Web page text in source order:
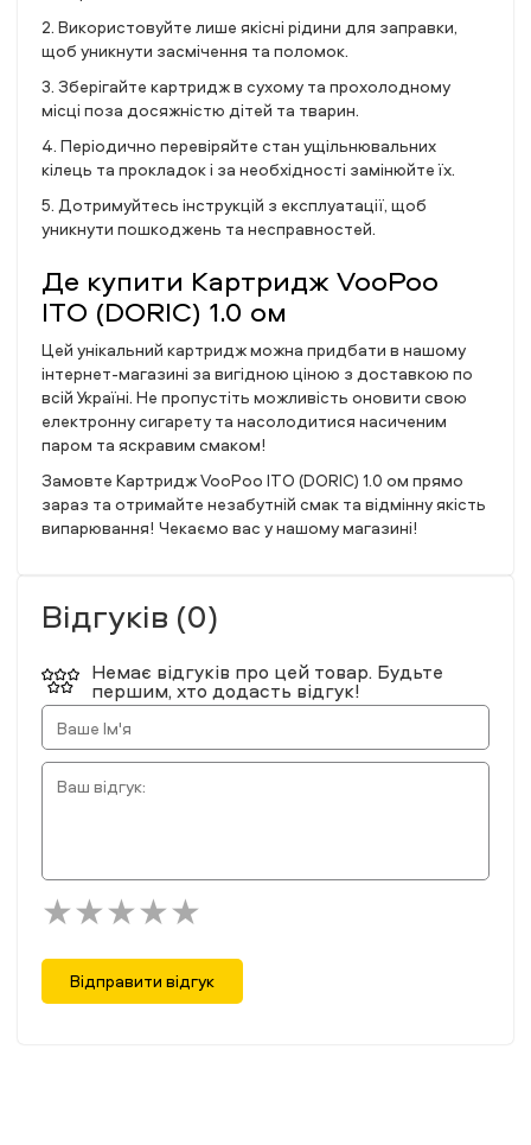
2. Використовуйте лише якісні рідини для заправки,
щоб уникнути засмічення та поломок.
3. Зберігайте картридж в сухому та прохолодному
місці поза досяжністю дітей та тварин.
4. Періодично перевіряйте стан ущільнювальних
кілець та прокладок і за необхідності замінюйте їх.
5. Дотримуйтесь інструкцій з експлуатації, щоб
уникнути пошкоджень та несправностей.
Де купити Картридж VooPoo
ITO (DORIC) 1.0 ом
Цей унікальний картридж можна придбати в нашому
інтернет-магазині за вигідною ціною з доставкою по
всій Україні. Не пропустіть можливість оновити свою
електронну сигарету та насолодитися насиченим
паром та яскравим смаком!
Замовте Картридж VooPoo ITO (DORIC) 1.0 ом прямо
зараз та отримайте незабутній смак та відмінну якість
випарювання! Чекаємо вас у нашому магазині!
Відгуків (0)
Немає відгуків про цей товар. Будьте
першим, хто додасть відгук!
Відправити відгук